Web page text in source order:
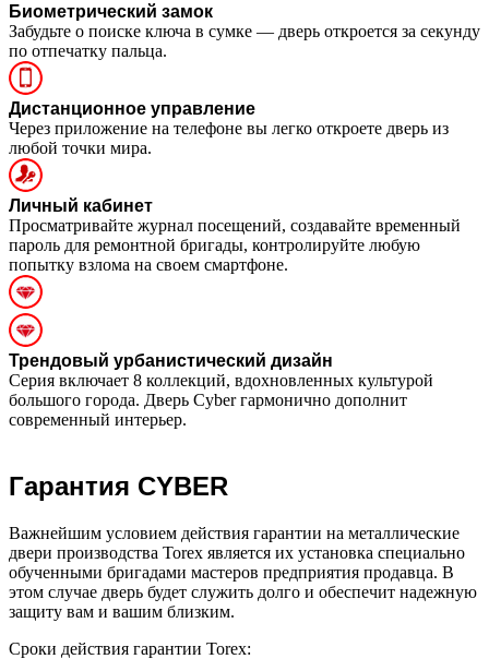
Биометрический замок
Забудьте о поиске ключа в сумке — дверь откроется за секунду
по отпечатку пальца.
Дистанционное управление
Через приложение на телефоне вы легко откроете дверь из
любой точки мира.
Личный кабинет
Просматривайте журнал посещений, создавайте временный
пароль для ремонтной бригады, контролируйте любую
попытку взлома на своем смартфоне.
Трендовый урбанистический дизайн
Серия включает 8 коллекций, вдохновленных культурой
большого города. Дверь Cyber гармонично дополнит
современный интерьер.
Гарантия CYBER
Важнейшим условием действия гарантии на металлические
двери производства Torex является их установка специально
обученными бригадами мастеров предприятия продавца. В
этом случае дверь будет служить долго и обеспечит надежную
защиту вам и вашим близким.
Сроки действия гарантии Torex: